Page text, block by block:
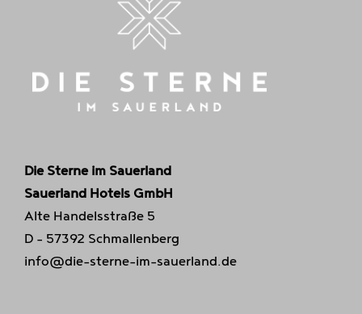
Die Sterne im Sauerland
Sauerland Hotels GmbH
Alte Handelsstraße 5
D - 57392 Schmallenberg
info@die-sterne-im-sauerland.de